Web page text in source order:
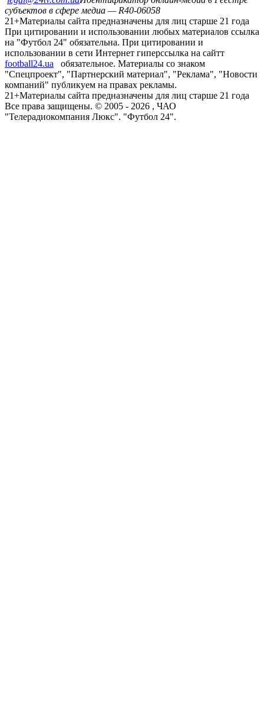
субъектов в сфере медиа — R40-06058
21+Материалы сайта предназначены для лиц старше 21 года
При цитировании и использовании любых материалов ссылка
на "Футбол 24" обязательна. При цитировании и
использовании в сети Интернет гиперссылка на сайтт
football24.ua
обязательное. Материалы со знаком
"Спецпроект", "Партнерский материал", "Реклама", "Новости
компаний" публикуем на правах рекламы.
21+Материалы сайта предназначены для лиц старше 21 года
Все права защищены. © 2005 - 2026 , ЧАО
"Телерадиокомпания Люкс". "Футбол 24".